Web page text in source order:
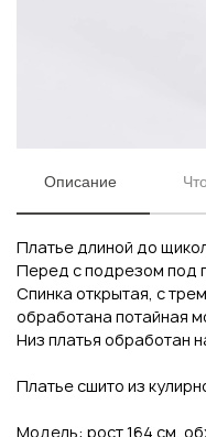
Описание
Платье длиной до
Перед с подрезом под
Спинка открытая, с
обработана потайная
Низ платья обработан
Платье сшито из
Модель: рост 164 см,